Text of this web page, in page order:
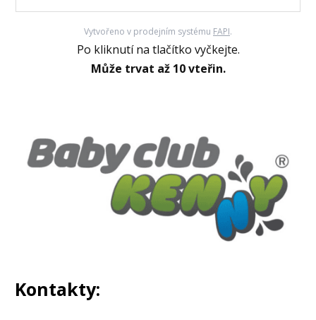
Vytvořeno v prodejním systému FAPI.
Po kliknutí na tlačítko vyčkejte.
Může trvat až 10 vteřin.
Kontakty: